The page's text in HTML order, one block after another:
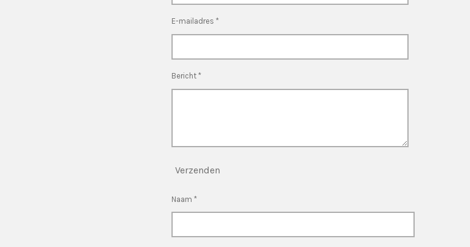
E-mailadres *
Bericht *
Verzenden
Naam *